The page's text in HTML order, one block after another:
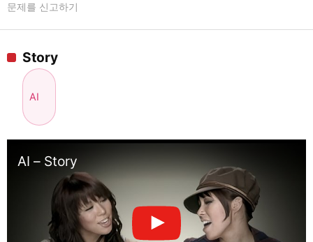
문제를 신고하기
Story
AI
AI – Story